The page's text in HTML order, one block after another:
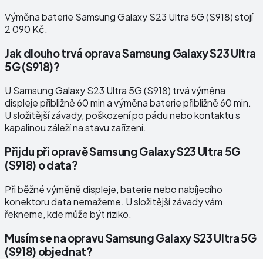
Výměna baterie Samsung Galaxy S23 Ultra 5G (S918) stojí
2 090 Kč.
Jak dlouho trvá oprava Samsung Galaxy S23 Ultra
5G (S918)?
U Samsung Galaxy S23 Ultra 5G (S918) trvá výměna
displeje přibližně 60 min a výměna baterie přibližně 60 min.
U složitější závady, poškození po pádu nebo kontaktu s
kapalinou záleží na stavu zařízení.
Přijdu při opravě Samsung Galaxy S23 Ultra 5G
(S918) o data?
Při běžné výměně displeje, baterie nebo nabíjecího
konektoru data nemažeme. U složitější závady vám
řekneme, kde může být riziko.
Musím se na opravu Samsung Galaxy S23 Ultra 5G
(S918) objednat?